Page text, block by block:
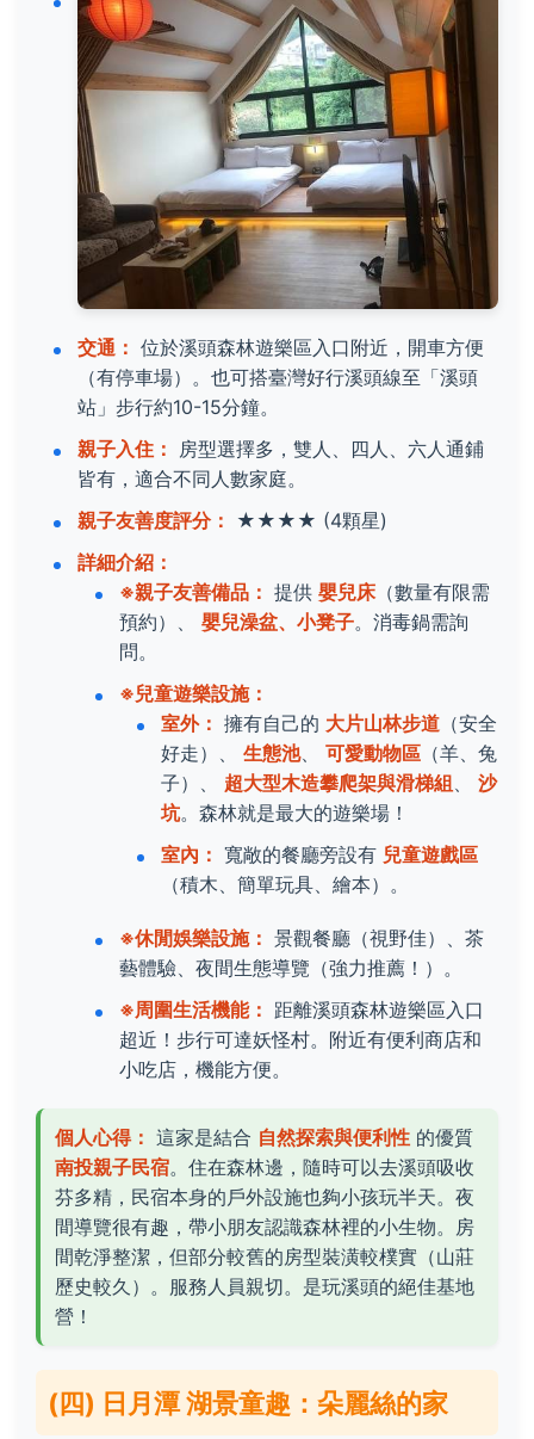
交通： 位於溪頭森林遊樂區入口附近，開車方便
（有停車場）。也可搭臺灣好行溪頭線至「溪頭
站」步行約10-15分鐘。
親子入住：
房型選擇多，雙人、四人、六人通鋪
皆有，適合不同人數家庭。
親子友善度評分：
★★★★ (4顆星)
詳細介紹：
※親子友善備品： 提供 嬰兒床（數量有限需
預約）、 嬰兒澡盆、小凳子。消毒鍋需詢
問。
※兒童遊樂設施：
室外： 擁有自己的 大片山林步道 （安全
好走）、 生態池、 可愛動物區 （羊、兔
子）、 超大型木造攀爬架與滑梯組
沙
坑。森林就是最大的遊樂場！
室內： 寬敞的餐廳旁設有 兒童遊戲區
（積木、簡單玩具、繪本）。
※休閒娛樂設施： 景觀餐廳（視野佳）、茶
藝體驗、夜間生態導覽（強力推薦！）。
※周圍生活機能： 距離溪頭森林遊樂區入口
超近！步行可達妖怪村。附近有便利商店和
小吃店，機能方便。
個人心得： 這家是結合 自然探索與便利性 的優質
南投親子民宿。住在森林邊，隨時可以去溪頭吸收
芬多精，民宿本身的戶外設施也夠小孩玩半天。夜
間導覽很有趣，帶小朋友認識森林裡的小生物。房
間乾淨整潔，但部分較舊的房型裝潢較樸實（山莊
歷史較久）。服務人員親切。是玩溪頭的絕佳基地
營！
(四) 日月潭 湖景童趣：朵麗絲的家